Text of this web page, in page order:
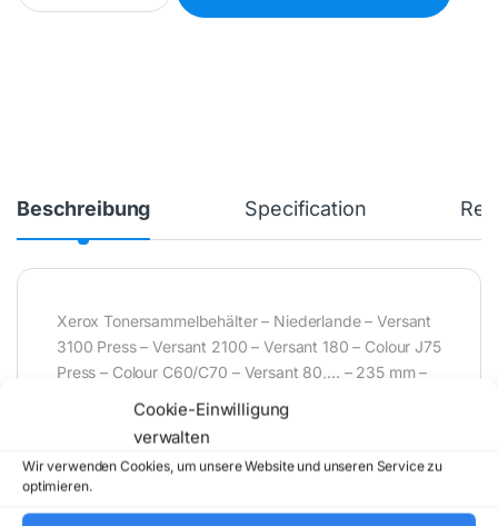
Cookie-Einwilligung
verwalten
Wir verwenden Cookies, um unsere Website und unseren Service zu
optimieren.
Beschreibung Specification
Xerox Tonersammelbehälter – Niederlande – Versant
3100 Press – Versant 2100 – Versant 180 – Colour J75
Press – Colour C60/C70 – Versant 80,… – 235 mm –
* Für Fehler im Datenblatt übernimmt (buy-net.de)
Comstex GmbH & Co. KG keine Haftung (